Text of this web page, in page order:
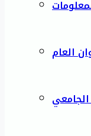
العام